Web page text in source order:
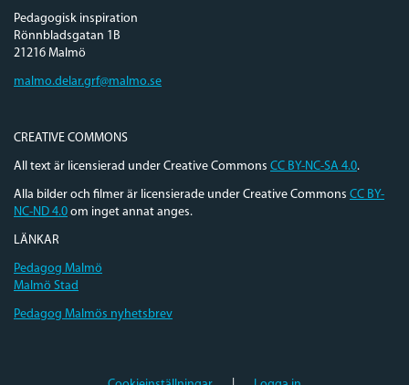
Pedagogisk inspiration
Rönnbladsgatan 1B
21216 Malmö
malmo.delar.grf@malmo.se
CREATIVE COMMONS
All text är licensierad under Creative Commons CC BY-NC-SA 4.0.
Alla bilder och filmer är licensierade under Creative Commons CC BY-
NC-ND 4.0 om inget annat anges.
LÄNKAR
Pedagog Malmö
Malmö Stad
Pedagog Malmös nyhetsbrev